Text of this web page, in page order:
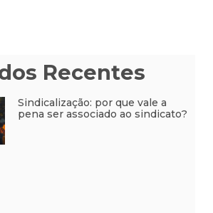
Recentes
Sindicalização: por que vale a
pena ser associado ao sindicato?